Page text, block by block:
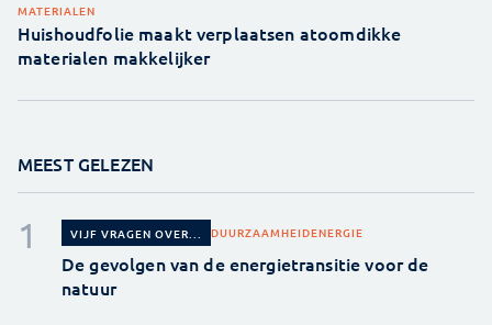
MATERIALEN
Huishoudfolie maakt verplaatsen atoomdikke
materialen makkelijker
MEEST GELEZEN
VIJF VRAGEN OVER... DUURZAAMHEIDENERGIE
De gevolgen van de energietransitie voor de
natuur